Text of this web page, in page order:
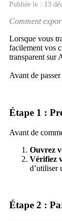
Publiée le : 13
Comment
Lorsque vous
facilement vos
transparent sur
Avant de
Étape 1 :
Avant de
Ouvrez
Vérifiez
d’utiliser
Étape 2 :